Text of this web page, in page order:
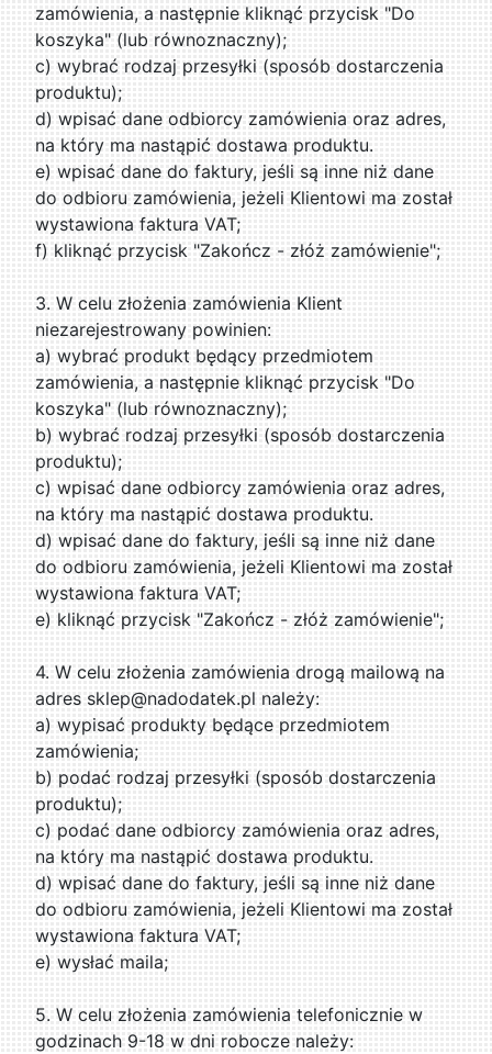
zamówienia, a następnie kliknąć przycisk "Do
koszyka" (lub równoznaczny);
c) wybrać rodzaj przesyłki (sposób dostarczenia
produktu);
d) wpisać dane odbiorcy zamówienia oraz adres,
na który ma nastąpić dostawa produktu.
e) wpisać dane do faktury, jeśli są inne niż dane
do odbioru zamówienia, jeżeli Klientowi ma został
wystawiona faktura VAT;
f) kliknąć przycisk "Zakończ - złóż zamówienie";
3. W celu złożenia zamówienia Klient
niezarejestrowany powinien:
a) wybrać produkt będący przedmiotem
zamówienia, a następnie kliknąć przycisk "Do
koszyka" (lub równoznaczny);
b) wybrać rodzaj przesyłki (sposób dostarczenia
produktu);
c) wpisać dane odbiorcy zamówienia oraz adres,
na który ma nastąpić dostawa produktu.
d) wpisać dane do faktury, jeśli są inne niż dane
do odbioru zamówienia, jeżeli Klientowi ma został
wystawiona faktura VAT;
e) kliknąć przycisk "Zakończ - złóż zamówienie";
4. W celu złożenia zamówienia drogą mailową na
adres sklep@nadodatek.pl należy:
a) wypisać produkty będące przedmiotem
zamówienia;
b) podać rodzaj przesyłki (sposób dostarczenia
produktu);
c) podać dane odbiorcy zamówienia oraz adres,
na który ma nastąpić dostawa produktu.
d) wpisać dane do faktury, jeśli są inne niż dane
do odbioru zamówienia, jeżeli Klientowi ma został
wystawiona faktura VAT;
e) wysłać maila;
5. W celu złożenia zamówienia telefonicznie w
godzinach 9-18 w dni robocze należy: